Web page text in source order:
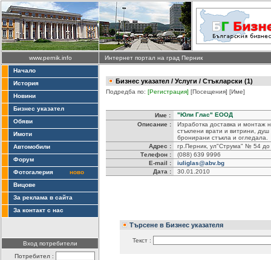
www.pernik.info
Интернет портал на град Перник
Начало
История
Новини
Бизнес указател
Обяви
Имоти
Автомобили
Форум
Фотогалерия
ново
Вицове
За реклама в сайта
За контакт с нас
Вход потребители
Потребител :
Бизнес указател / Услуги / Стъкларски (1)
Подредба по: [Регистрация] [Посещения] [Име]
Име :
"Юли Глас" ЕООД
Описание :
Изработка доставка и монтаж
стъклени врати и витрини,
бронирани стъкла и огледала.
Адрес :
гр.Перник, ул"Струма" № 54 до
Телефон :
(088) 639 9996
E-mail :
iuliglas@abv.bg
Дата :
30.01.2010
Търсене в Бизнес указателя
Текст :